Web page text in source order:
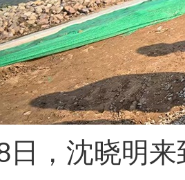
日，沈晓明